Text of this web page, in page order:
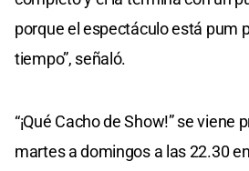
porque el espectáculo está pum
tiempo”, señaló.
“¡Qué Cacho de Show!” se viene
martes a domingos a las 22.30